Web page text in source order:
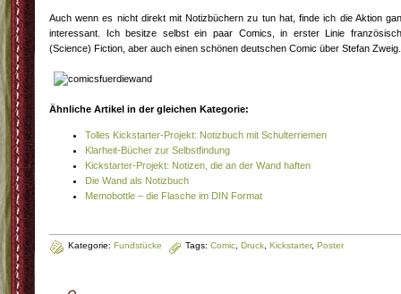
Auch wenn es nicht direkt mit Notizbüchern zu tun hat, finde ich die Aktion
interessant. Ich besitze selbst ein paar Comics, in erster Linie
(Science) Fiction, aber auch einen schönen deutschen Comic über Stefan Zweig.
Ähnliche Artikel in der gleichen Kategorie:
Tolles Kickstarter-Projekt: Notizbuch mit Schulterriemen
Klarheit-Bücher zur Selbstfindung
Kickstarter-Projekt: Notizen, die an der Wand haften
Die Wand als Notizbuch
Memobottle – die Flasche im DIN Format
Kategorie: Fundstücke Tags: Comic Druck Kickstarter, Poster